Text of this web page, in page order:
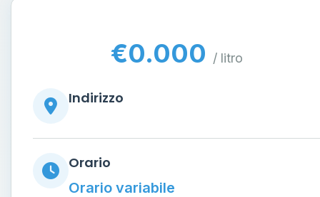
€0.000 / litro
Indirizzo
Orario
Orario variabile